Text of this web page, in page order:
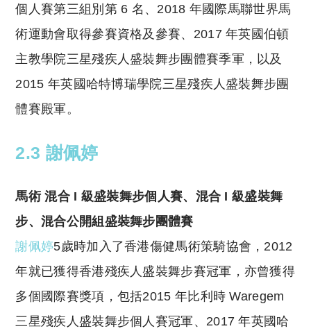
個人賽第三組別第 6 名、2018 年國際馬聯世界馬
術運動會取得參賽資格及參賽、2017 年英國伯頓
主教學院三星殘疾人盛裝舞步團體賽季軍，以及
2015 年英國哈特博瑞學院三星殘疾人盛裝舞步團
體賽殿軍。
2.3 謝佩婷
馬術 混合 I 級盛裝舞步個人賽、混合 I 級盛裝舞
步、混合公開組盛裝舞步團體賽
謝佩婷5歲時加入了香港傷健馬術策騎協會，2012
年就已獲得香港殘疾人盛裝舞步賽冠軍，亦曾獲得
多個國際賽獎項，包括2015 年比利時 Waregem
三星殘疾人盛裝舞步個人賽冠軍、2017 年英國哈